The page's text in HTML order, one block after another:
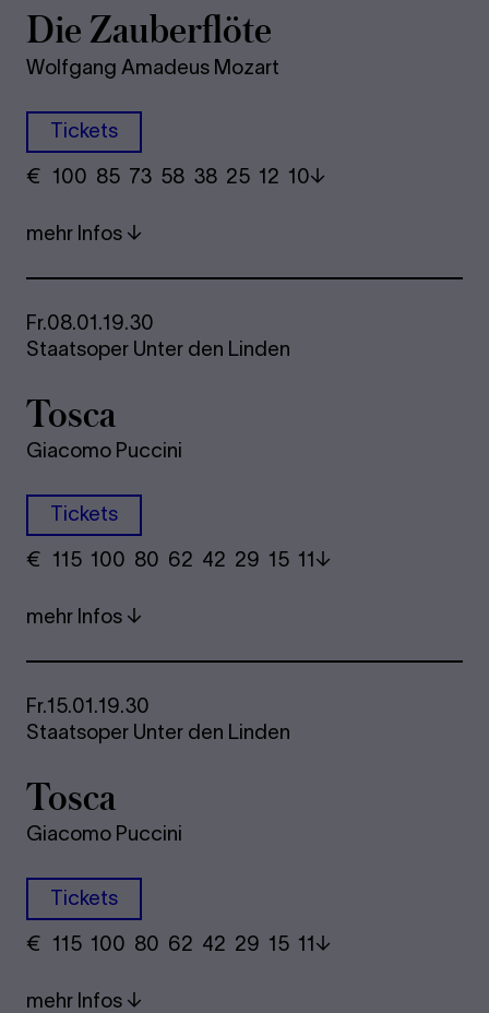
Die Zau­ber­flö­te
Wolfgang Amadeus Mozart
Tickets
€ ​ 100 85 73​ 58 38 25​ 12 10
mehr Infos
Fr.08.01.19.30
Staatsoper Unter den Linden
Tosca
Giacomo Puccini
Tickets
€ ​ 115 100 80​ 62 42 29​ 15 11
mehr Infos
Fr.15.01.19.30
Staatsoper Unter den Linden
Tosca
Giacomo Puccini
Tickets
€ ​ 115 100 80​ 62 42 29​ 15 11
mehr Infos